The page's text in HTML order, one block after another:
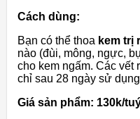
Cách dùng:
Bạn có thể thoa kem trị
nào (đùi, mông, ngực,
cho kem ngấm. Các vết
chỉ sau 28 ngày sử
Giá sản phẩm: 130k/